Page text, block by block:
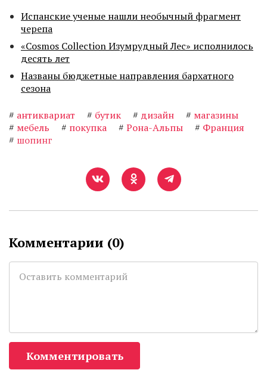
Испанские ученые нашли необычный фрагмент
черепа
«Cosmos Collection Изумрудный Лес» исполнилось
десять лет
Названы бюджетные направления бархатного
сезона
# антиквариат # бутик # дизайн # магазины
# мебель # покупка # Рона-Альпы # Франция
# шопинг
Комментарии (0)
Комментировать